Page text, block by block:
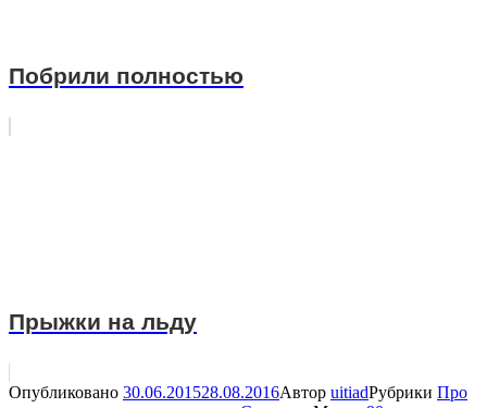
Побрили полностью
Прыжки на льду
Опубликовано 30.06.201528.08.2016Автор uitiadРубрики Про